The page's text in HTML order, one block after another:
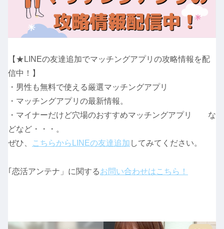
【★LINEの友達追加でマッチングアプリの攻略情報を配
信中！】
・男性も無料で使える厳選マッチングアプリ
・マッチングアプリの最新情報。
・マイナーだけど穴場のおすすめマッチングアプリ な
どなど・・・。
ぜひ、
こちらからLINEの友達追加 してみてください。
｢恋活アンテナ」に関するお問い合わせはこちら！